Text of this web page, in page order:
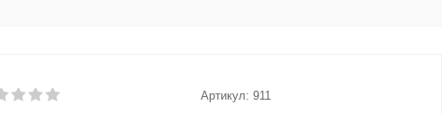
Артикул: 911